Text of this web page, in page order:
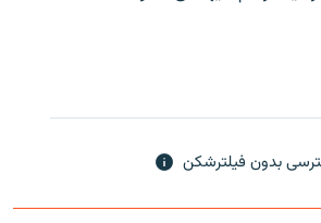
بدون فیلترشکن